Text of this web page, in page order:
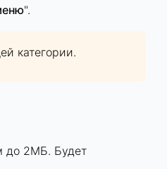
".
категории.
до 2МБ. Будет